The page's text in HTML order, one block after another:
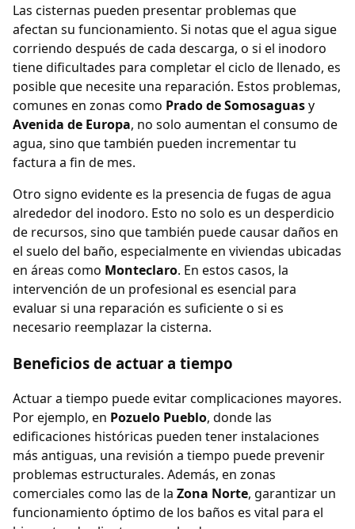
Las cisternas pueden presentar problemas que
afectan su funcionamiento. Si notas que el agua sigue
corriendo después de cada descarga, o si el inodoro
tiene dificultades para completar el ciclo de llenado, es
posible que necesite una reparación. Estos problemas,
comunes en zonas como Prado de Somosaguasy
Avenida de Europa, no solo aumentan el consumo de
agua, sino que también pueden incrementar tu
factura a fin de mes.
Otro signo evidente es la presencia de fugas de agua
alrededor del inodoro. Esto no solo es un desperdicio
de recursos, sino que también puede causar daños en
el suelo del baño, especialmente en viviendas ubicadas
en áreas como Monteclaro. En estos casos, la
intervención de un profesional es esencial para
evaluar si una reparación es suficiente o si es
necesario reemplazar la cisterna.
Beneficios de actuar a tiempo
Actuar a tiempo puede evitar complicaciones mayores.
Por ejemplo, en Pozuelo Pueblo, donde las
edificaciones históricas pueden tener instalaciones
más antiguas, una revisión a tiempo puede prevenir
problemas estructurales. Además, en zonas
comerciales como las de la Zona Norte, garantizar un
funcionamiento óptimo de los baños es vital para el